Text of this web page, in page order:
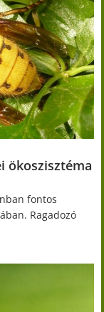
ökoszisztéma
fontos
Ragadozó